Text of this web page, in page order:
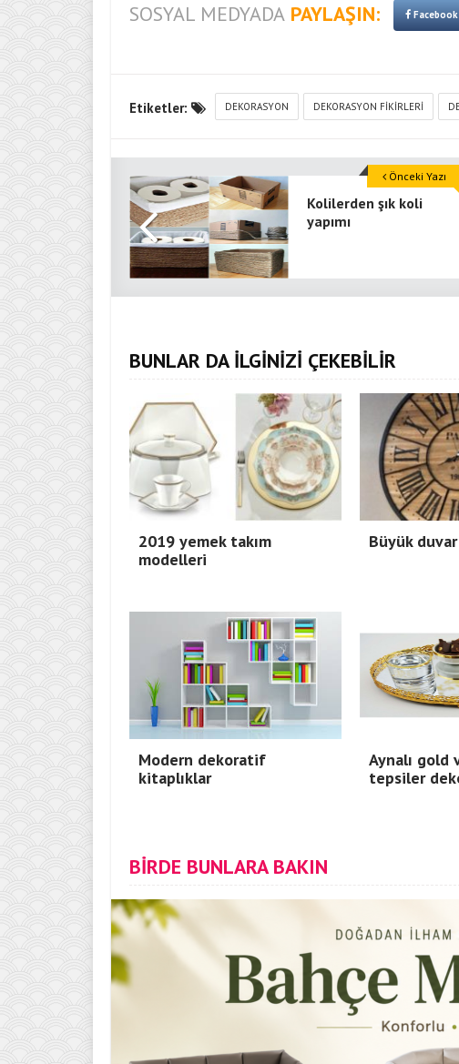
SOSYAL MEDYADA PAYLAŞIN: Facebook
Etiketler: DEKORASYON DEKORASYON FIKIRLERI
Kolilerden şık koli
yapımı
Önceki Yazı
BUNLAR DA İLGİNİZİ ÇEKEBİLİR
2019 yemek takım
modelleri
Büyük
Modern dekoratif
kitaplıklar
Aynalı gold
tepsiler
BİRDE BUNLARA BAKIN